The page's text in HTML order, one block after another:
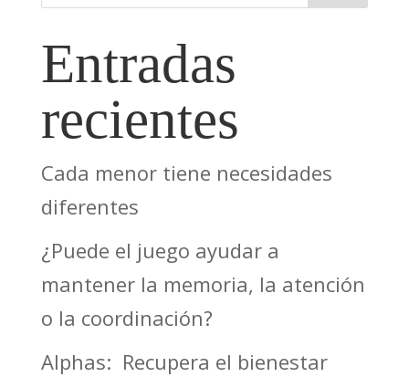
Entradas
recientes
Cada menor tiene necesidades
diferentes
¿Puede el juego ayudar a
mantener la memoria, la atención
o la coordinación?
Alphas: Recupera el bienestar